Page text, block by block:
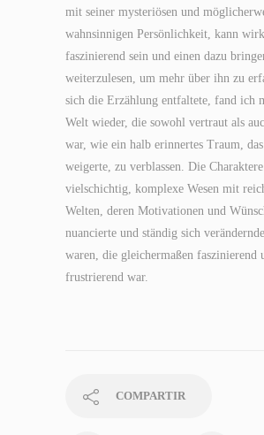
mit seiner mysteriösen und
wahnsinnigen Persönlichkeit, kann
faszinierend sein und einen dazu
weiterzulesen, um mehr über ihn zu
sich die Erzählung entfaltete, fand ich
Welt wieder, die sowohl vertraut als
war, wie ein halb erinnertes Traum,
weigerte, zu verblassen. Die
vielschichtig, komplexe Wesen mit
Welten, deren Motivationen und
nuancierte und ständig sich
waren, die gleichermaßen faszinierend
frustrierend war.
COMPARTIR